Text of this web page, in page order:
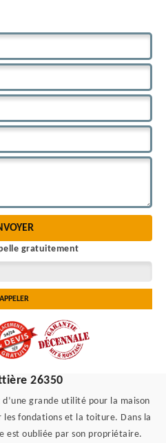
gratuitement
26350
grande utilité pour la maison
fondations et la toiture. Dans la
est oubliée par son propriétaire.